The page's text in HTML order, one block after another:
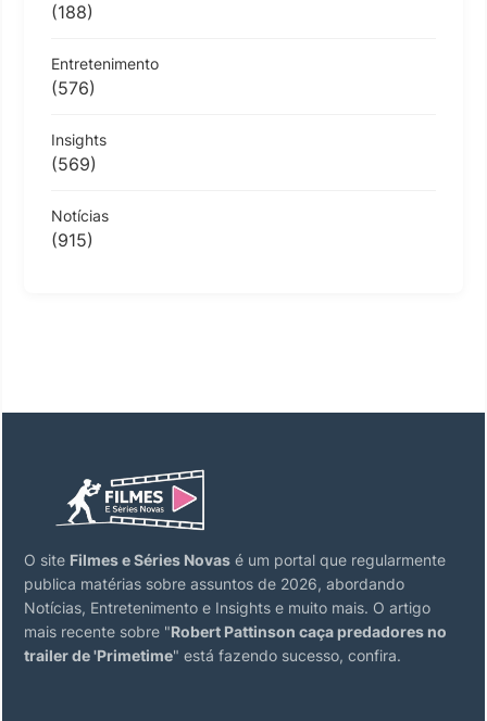
(188)
Entretenimento
(576)
Insights
(569)
Notícias
(915)
O site Filmes e Séries Novas é um portal que regularmente
publica matérias sobre assuntos de 2026, abordando
Notícias, Entretenimento e Insights e muito mais. O artigo
mais recente sobre "Robert Pattinson caça predadores no
trailer de 'Primetime" está fazendo sucesso, confira.